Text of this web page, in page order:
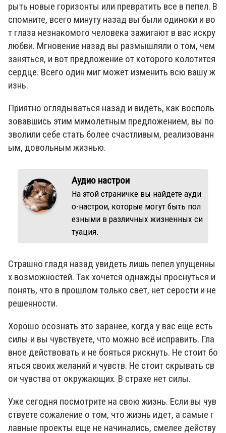
рыть новые горизонты или превратить все в пепел. В
спомните, всего минуту назад вы были одиноки и во
т глаза незнакомого человека зажигают в вас искру
любви. Мгновение назад вы размышляли о том, чем
заняться, и вот предложение от которого колотится
сердце. Всего один миг может изменить всю вашу ж
изнь.
Приятно оглядываться назад и видеть, как восполь
зовавшись этим мимолетным предложением, вы по
зволили себе стать более счастливым, реализованн
ым, довольным жизнью.
Аудио настрои
На этой страничке вы найдете ауди
о-настрои, которые могут быть пол
езными в различных жизненных си
туация.
Страшно гладя назад увидеть лишь пепел упущенны
х возможностей. Так хочется однажды проснуться и
понять, что в прошлом только свет, нет серости и не
решенности.
Хорошо осознать это заранее, когда у вас еще есть
силы и вы чувствуете, что можно всё исправить. Гла
вное действовать и не бояться рискнуть. Не стоит бо
яться своих желаний и чувств. Не стоит скрывать св
ои чувства от окружающих. В страхе нет силы.
Уже сегодня посмотрите на свою жизнь. Если вы чув
ствуете сожаление о том, что жизнь идет, а самые г
лавные проекты еще не начинались, смелее действу